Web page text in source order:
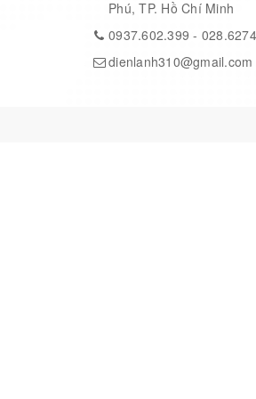
Phú, TP. Hồ Chí Minh
0937.602.399 -
dienlanh310@gmail.com